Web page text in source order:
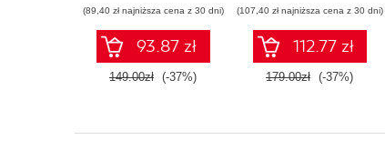
(89,40 zł najniższa cena z 30 dni)
93.87 zł
149.00zł (-37%)
(107,40 zł najniższa cena z 30 dni)
112.77 zł
179.00zł (-37%)